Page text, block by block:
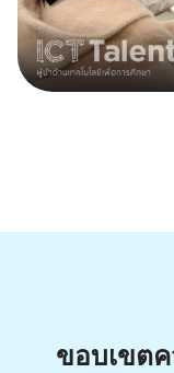
ขอบเขต